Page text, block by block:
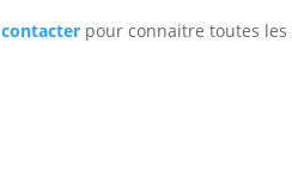
pour connaitre toutes